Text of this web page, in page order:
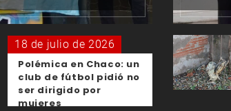
18 de julio de 2026
Polémica en Chaco: un
club de fútbol pidió no
ser dirigido por
mujeres